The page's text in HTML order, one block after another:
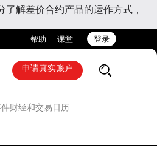
解差价合约产品的运作方式，
帮助 课堂 登录
申请真实账户
财经和交易日历